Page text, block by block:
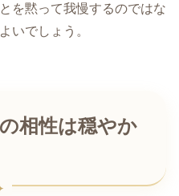
を黙って我慢するのではな
いでしょう。
相性は穏やか